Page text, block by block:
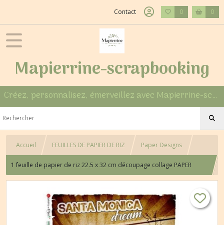
Contact 0 0
Mapierrine-scrapbooking
Créez, personnalisez, émerveillez avec Mapierrine-scrapbooking
Accueil FEUILLES DE PAPIER DE RIZ Paper Designs
1 feuille de papier de riz 22.5 x 32 cm découpage collage PAPER